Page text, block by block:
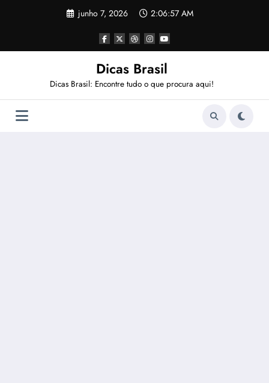
junho 7, 2026 2:06:58 AM
Dicas Brasil
Dicas Brasil: Encontre tudo o que procura aqui!